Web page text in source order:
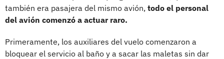
también era pasajera del mismo avión, todo el personal
del avión comenzó a actuar raro.
Primeramente, los auxiliares del vuelo comenzaron a
bloquear el servicio al baño y a sacar las maletas sin dar